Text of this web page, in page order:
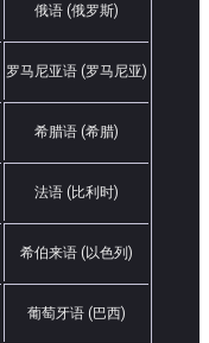
俄语 (俄罗斯)
罗马尼亚语 (罗马尼亚)
希腊语 (希腊)
法语 (比利时)
希伯来语 (以色列)
葡萄牙语 (巴西)